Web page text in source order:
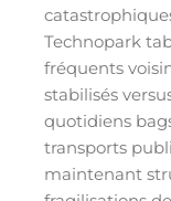
Technopark
fréquents
stabilisés
quotidiens
transports
maintenant